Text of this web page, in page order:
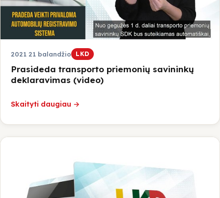
2021 21 balandžio LKD
Prasideda transporto priemonių savininkų
deklaravimas (video)
Skaityti daugiau →